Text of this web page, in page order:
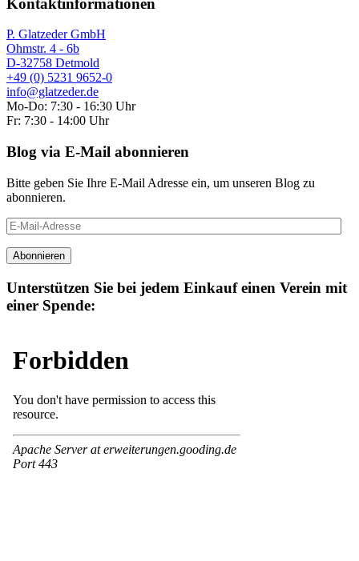
P. Glatzeder GmbH
Ohmstr. 4 - 6b
D-32758 Detmold
+49 (0) 5231 9652-0
info@glatzeder.de
Mo-Do: 7:30 - 16:30 Uhr
Fr: 7:30 - 14:00 Uhr
Blog via E-Mail abonnieren
Bitte geben Sie Ihre E-Mail Adresse ein, um unseren Blog zu
abonnieren.
E-
Mail-
Adresse
Abonnieren
Unterstützen Sie bei jedem Einkauf einen Verein mit
einer Spende: